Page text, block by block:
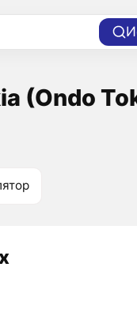
(Ondo